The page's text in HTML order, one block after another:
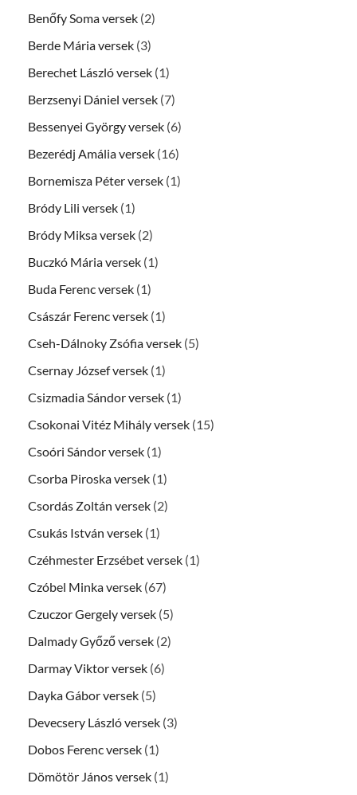
Benőfy Soma versek (2)
Berde Mária versek (3)
Berechet László versek (1)
Berzsenyi Dániel versek (7)
Bessenyei György versek (6)
Bezerédj Amália versek (16)
Bornemisza Péter versek (1)
Bródy Lili versek (1)
Bródy Miksa versek (2)
Buczkó Mária versek (1)
Buda Ferenc versek (1)
Császár Ferenc versek (1)
Cseh-Dálnoky Zsófia versek (5)
Csernay József versek (1)
Csizmadia Sándor versek (1)
Csokonai Vitéz Mihály versek (15)
Csoóri Sándor versek (1)
Csorba Piroska versek (1)
Csordás Zoltán versek (2)
Csukás István versek (1)
Czéhmester Erzsébet versek (1)
Czóbel Minka versek (67)
Czuczor Gergely versek (5)
Dalmady Győző versek (2)
Darmay Viktor versek (6)
Dayka Gábor versek (5)
Devecsery László versek (3)
Dobos Ferenc versek (1)
Dömötör János versek (1)